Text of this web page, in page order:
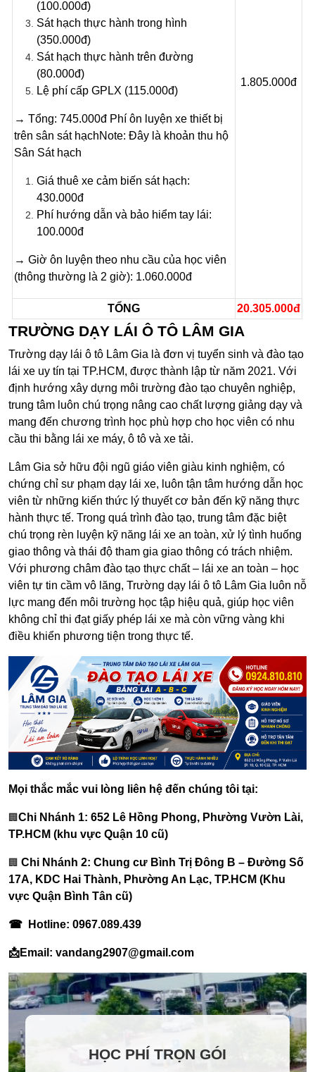
(100.000đ)
Sát hạch thực hành trong hình
(350.000đ)
Sát hạch thực hành trên đường
(80.000đ)
Lệ phí cấp GPLX (115.000đ)
→ Tổng: 745.000đ Phí ôn luyện xe thiết bị
trên sân sát hạchNote: Đây là khoản thu hộ
Sân Sát hạch
Giá thuê xe cảm biến sát hạch:
430.000đ
Phí hướng dẫn và bảo hiểm tay lái:
100.000đ
→ Giờ ôn luyện theo nhu cầu của học viên
(thông thường là 2 giờ): 1.060.000đ
1.805.000đ
TỔNG 20.305.000đ
TRƯỜNG DẠY LÁI Ô TÔ LÂM GIA
Trường dạy lái ô tô Lâm Gia là đơn vị tuyển sinh và đào tạo
lái xe uy tín tại TP.HCM, được thành lập từ năm 2021. Với
định hướng xây dựng môi trường đào tạo chuyên nghiệp,
trung tâm luôn chú trọng nâng cao chất lượng giảng dạy và
mang đến chương trình học phù hợp cho học viên có nhu
cầu thi bằng lái xe máy, ô tô và xe tải.
Lâm Gia sở hữu đội ngũ giáo viên giàu kinh nghiệm, có
chứng chỉ sư phạm dạy lái xe, luôn tận tâm hướng dẫn học
viên từ những kiến thức lý thuyết cơ bản đến kỹ năng thực
hành thực tế. Trong quá trình đào tạo, trung tâm đặc biệt
chú trọng rèn luyện kỹ năng lái xe an toàn, xử lý tình huống
giao thông và thái độ tham gia giao thông có trách nhiệm.
Với phương châm đào tạo thực chất – lái xe an toàn – học
viên tự tin cầm vô lăng, Trường dạy lái ô tô Lâm Gia luôn nỗ
lực mang đến môi trường học tập hiệu quả, giúp học viên
không chỉ thi đạt giấy phép lái xe mà còn vững vàng khi
điều khiển phương tiện trong thực tế.
Mọi thắc mắc vui lòng liên hệ đến chúng tôi tại:
🏢Chi Nhánh 1: 652 Lê Hồng Phong, Phường Vườn Lài,
TP.HCM (khu vực Quận 10 cũ)
🏢 Chi Nhánh 2: Chung cư Bình Trị Đông B – Đường Số
17A, KDC Hai Thành, Phường An Lạc, TP.HCM (Khu
vực Quận Bình Tân cũ)
☎ Hotline: 0967.089.439
📩Email: vandang2907@gmail.com
HỌC PHÍ TRỌN GÓI